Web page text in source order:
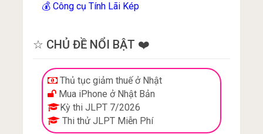
💰Công cụ Tính Lãi Kép
☆ CHỦ ĐỀ NỔI BẬT ❤️
Thủ tục giảm thuế ở Nhật
Mua iPhone ở Nhật Bản
Kỳ thi JLPT 7/2026
Thi thử JLPT Miễn Phí